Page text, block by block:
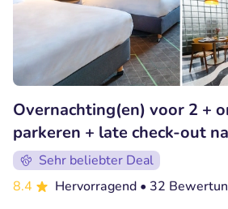
Overnachting(en) voor 2 +
parkeren + late check-out
Sehr beliebter Deal
8.4
Hervorragend • 32